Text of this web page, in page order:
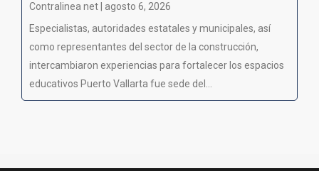
Contralinea net | agosto 6, 2026
Especialistas, autoridades estatales y municipales, así
como representantes del sector de la construcción,
intercambiaron experiencias para fortalecer los espacios
educativos Puerto Vallarta fue sede del...